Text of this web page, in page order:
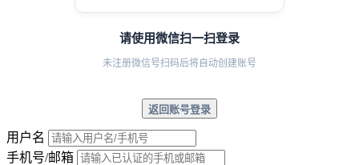
请使用微信扫一扫登录
未注册微信号扫码后将自动创建账号
返回账号登录
用户名
手机号/邮箱